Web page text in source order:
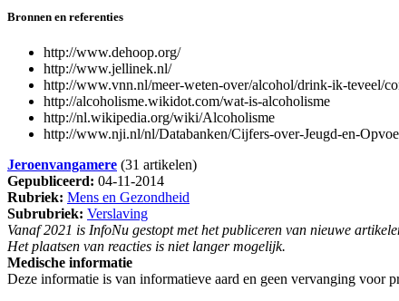
Bronnen en referenties
http://www.dehoop.org/
http://www.jellinek.nl/
http://www.vnn.nl/meer-weten-over/alcohol/drink-ik-teveel/
http://alcoholisme.wikidot.com/wat-is-alcoholisme
http://nl.wikipedia.org/wiki/Alcoholisme
http://www.nji.nl/nl/Databanken/Cijfers-over-Jeugd-en-
Jeroenvangamere (31 artikelen)
Gepubliceerd: 04-11-2014
Rubriek: Mens en Gezondheid
Subrubriek: Verslaving
Vanaf 2021 is InfoNu gestopt met het publiceren van nieuwe
Het plaatsen van reacties is niet langer mogelijk.
Medische informatie
Deze informatie is van informatieve aard en geen vervanging voor